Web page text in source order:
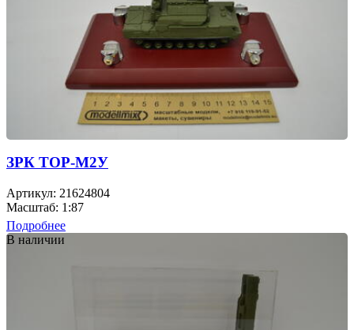
ЗРК ТОР-М2У
Артикул: 21624804
Масштаб: 1:87
Подробнее
В наличии